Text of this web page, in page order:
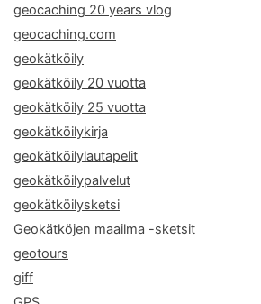
geocaching 20 years vlog
geocaching.com
geokätköily
geokätköily 20 vuotta
geokätköily 25 vuotta
geokätköilykirja
geokätköilylautapelit
geokätköilypalvelut
geokätköilysketsi
Geokätköjen maailma -sketsit
geotours
giff